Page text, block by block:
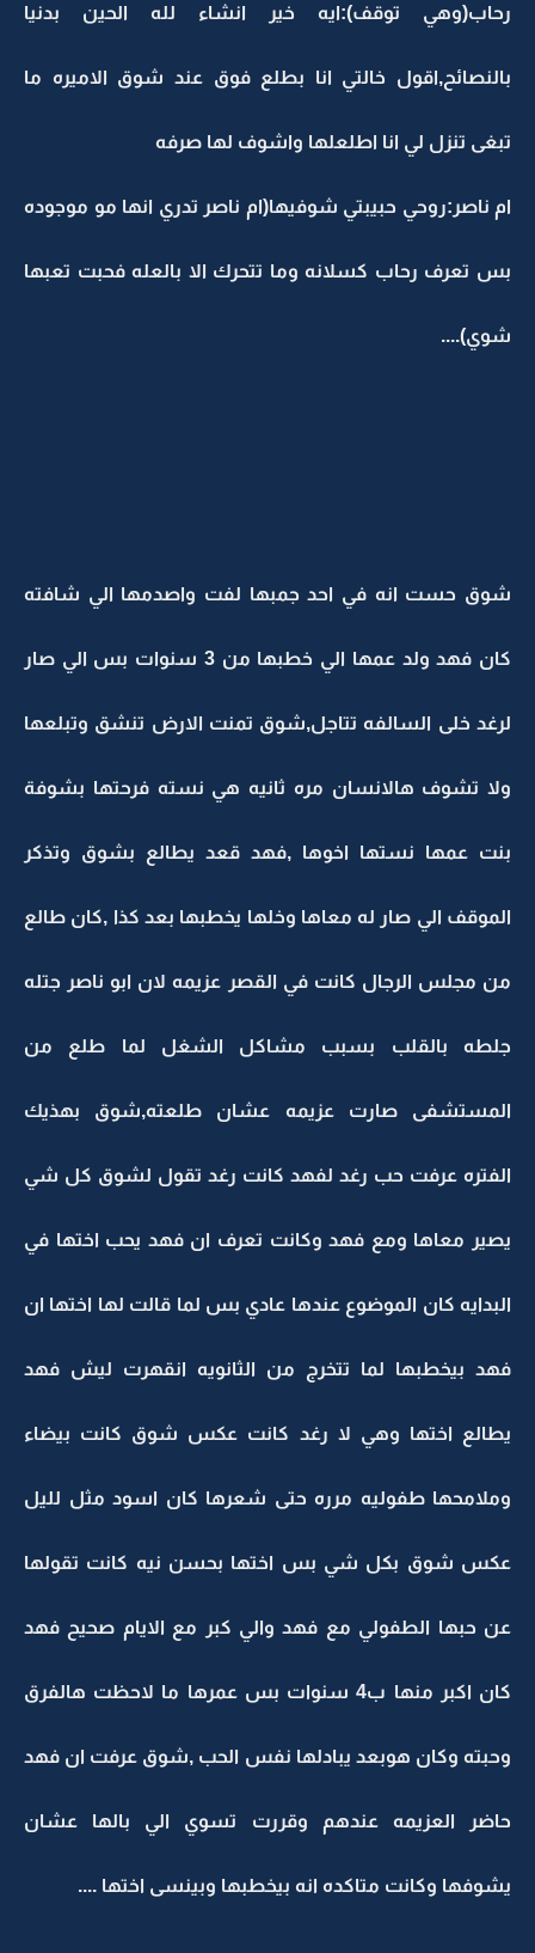
رحاب(وهي توقف):ايه خير انشاء لله الحين بدنيا
بالنصائح,اقول خالتي انا بطلع فوق عند شوق الاميره ما
تبغى تنزل لي انا اطلعلها واشوف لها صرفه
ام ناصر:روحي حبيبتي شوفيها(ام ناصر تدري انها مو موجوده
بس تعرف رحاب كسلانه وما تتحرك الا بالعله فحبت تعبها
شوي)....
شوق حست انه في احد جمبها لفت واصدمها الي شافته
كان فهد ولد عمها الي خطبها من 3 سنوات بس الي صار
لرغد خلى السالفه تتاجل,شوق تمنت الارض تنشق وتبلعها
ولا تشوف هالانسان مره ثانيه هي نسته فرحتها بشوفة
بنت عمها نستها اخوها ,فهد قعد يطالع بشوق وتذكر
الموقف الي صار له معاها وخلها يخطبها بعد كذا ,كان طالع
من مجلس الرجال كانت في القصر عزيمه لان ابو ناصر جتله
جلطه بالقلب بسبب مشاكل الشغل لما طلع من
المستشفى صارت عزيمه عشان طلعته,شوق بهذيك
الفتره عرفت حب رغد لفهد كانت رغد تقول لشوق كل شي
يصير معاها ومع فهد وكانت تعرف ان فهد يحب اختها في
البدايه كان الموضوع عندها عادي بس لما قالت لها اختها ان
فهد بيخطبها لما تتخرج من الثانويه انقهرت ليش فهد
يطالع اختها وهي لا رغد كانت عكس شوق كانت بيضاء
وملامحها طفوليه مرره حتى شعرها كان اسود مثل لليل
عكس شوق بكل شي بس اختها بحسن نيه كانت تقولها
عن حبها الطفولي مع فهد والي كبر مع الايام صحيح فهد
كان اكبر منها ب4 سنوات بس عمرها ما لاحظت هالفرق
وحبته وكان هوبعد يبادلها نفس الحب ,شوق عرفت ان فهد
حاضر العزيمه عندهم وقررت تسوي الي بالها عشان
يشوفها وكانت متاكده انه بيخطبها وبينسى اختها ....